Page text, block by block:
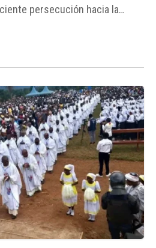
persecución hacia la
atención es el de la Parroquia